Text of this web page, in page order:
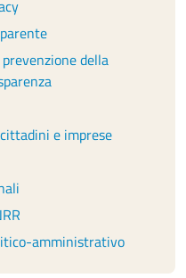
della
e imprese
amministrativo